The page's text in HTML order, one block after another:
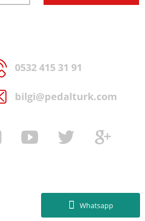
Whatsapp
0532 415 31 91
bilgi@pedalturk.com